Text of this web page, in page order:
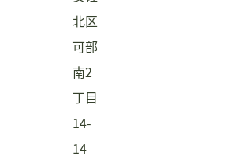
北区
可部
南2
丁目
14-
14